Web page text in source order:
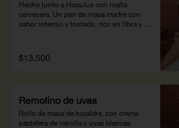
Hecho junto a Hopulus con malta
cervecera. Un pan de masa madre con
sabor intenso y tostado, rico en fibra y
$13.500
Remolino de uvas
Rollo de masa de hojaldre, con crema
pastelera de vainilla y uvas blancas